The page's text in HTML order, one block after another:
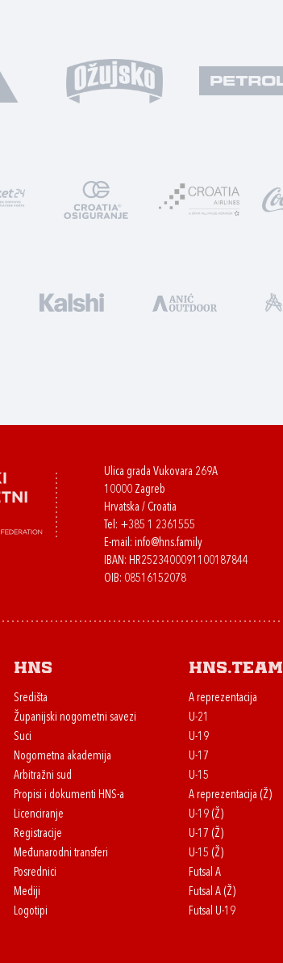
Ulica grada Vukovara 269A
10000 Zagreb
Hrvatska / Croatia
Tel: +385 1 2361555
E-mail: info@hns.family
IBAN: HR2523400091100187844
OIB: 08516152078
HNS
Središta
Županijski nogometni savezi
Suci
Nogometna akademija
Arbitražni sud
Propisi i dokumenti HNS-a
Licenciranje
Registracije
Međunarodni transferi
Posrednici
Mediji
Logotipi
HNS.team
A reprezentacija
U-21
U-19
U-17
U-15
A reprezentacija (Ž)
U-19 (Ž)
U-17 (Ž)
U-15 (Ž)
Futsal A
Futsal A (Ž)
Futsal U-19